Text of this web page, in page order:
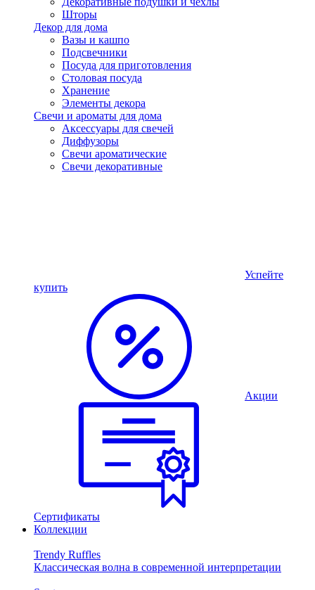
Шторы
Декор для дома
Вазы и кашпо
Подсвечники
Посуда для приготовления
Столовая посуда
Хранение
Элементы декора
Свечи и ароматы для дома
Аксессуары для свечей
Диффузоры
Свечи ароматические
Свечи декоративные
Успейте
купить
Акции
Сертификаты
Коллекции
Trendy Ruffles
Классическая волна в современной интерпретации